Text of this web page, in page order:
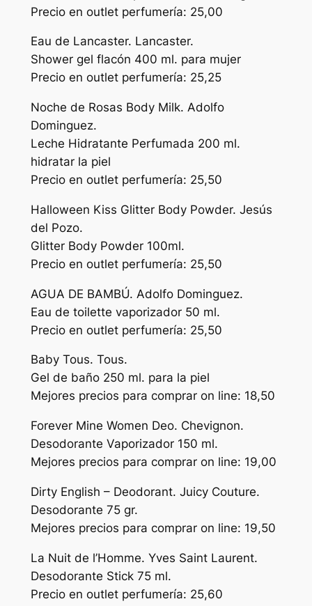
Precio en outlet perfumería: 25,00
Eau de Lancaster. Lancaster.
Shower gel flacón 400 ml. para mujer
Precio en outlet perfumería: 25,25
Noche de Rosas Body Milk. Adolfo
Dominguez.
Leche Hidratante Perfumada 200 ml.
hidratar la piel
Precio en outlet perfumería: 25,50
Halloween Kiss Glitter Body Powder. Jesús
del Pozo.
Glitter Body Powder 100ml.
Precio en outlet perfumería: 25,50
AGUA DE BAMBÚ. Adolfo Dominguez.
Eau de toilette vaporizador 50 ml.
Precio en outlet perfumería: 25,50
Baby Tous. Tous.
Gel de baño 250 ml. para la piel
Mejores precios para comprar on line: 18,50
Forever Mine Women Deo. Chevignon.
Desodorante Vaporizador 150 ml.
Mejores precios para comprar on line: 19,00
Dirty English – Deodorant. Juicy Couture.
Desodorante 75 gr.
Mejores precios para comprar on line: 19,50
La Nuit de l’Homme. Yves Saint Laurent.
Desodorante Stick 75 ml.
Precio en outlet perfumería: 25,60